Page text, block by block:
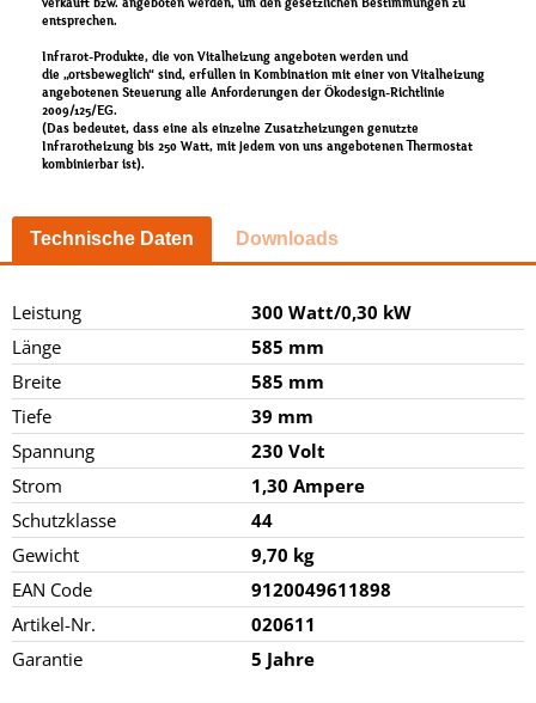
verkauft bzw. angeboten werden, um den gesetzlichen Bestimmungen zu
entsprechen.
Infrarot-Produkte, die von Vitalheizung angeboten werden und
die „ortsbeweglich“ sind, erfüllen in Kombination mit einer von Vitalheizung
angebotenen Steuerung alle Anforderungen der Ökodesign-Richtlinie
2009/125/EG.
(Das bedeutet, dass eine als einzelne Zusatzheizungen genutzte
Infrarotheizung bis 250 Watt, mit jedem von uns angebotenen Thermostat
kombinierbar ist).
Technische Daten Downloads
Leistung
300 Watt/0,30 kW
Länge
585 mm
Breite
585 mm
Tiefe
39 mm
Spannung
230 Volt
Strom
1,30 Ampere
Schutzklasse
44
Gewicht
9,70 kg
EAN Code
9120049611898
Artikel-Nr.
020611
Garantie
5 Jahre